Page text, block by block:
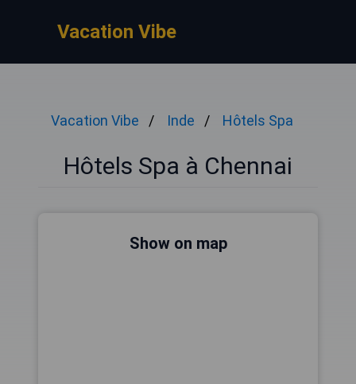
Vacation Vibe
Vacation Vibe Inde Hôtels Spa
Hôtels Spa à Chennai
Show on map